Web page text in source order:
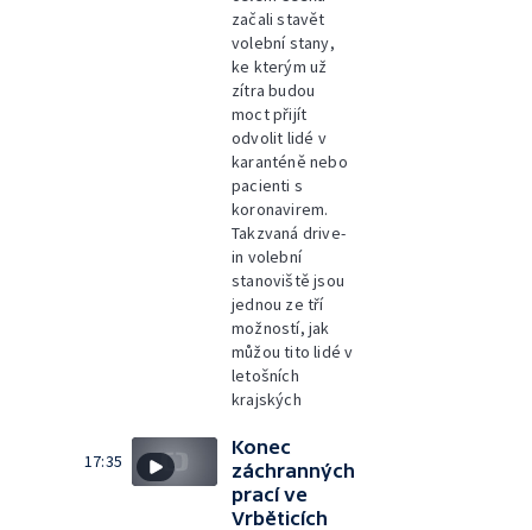
začali stavět
volební stany,
ke kterým už
zítra budou
moct přijít
odvolit lidé v
karanténě nebo
pacienti s
koronavirem.
Takzvaná drive-
in volební
stanoviště jsou
jednou ze tří
možností, jak
můžou tito lidé v
letošních
krajských
17:35
Konec
záchranných
prací ve
Vrběticích